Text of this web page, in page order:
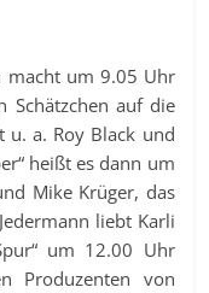
macht um 9.05 Uhr
Schätzchen auf die
u. a. Roy Black und
heißt es dann um
Mike Krüger, das
liebt Karli
um 12.00 Uhr
Produzenten von